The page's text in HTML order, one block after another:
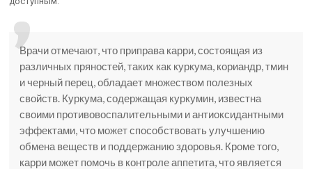
Врачи отмечают, что приправа карри, состоящая из
различных пряностей, таких как куркума, кориандр, тмин
и черный перец, обладает множеством полезных
свойств. Куркума, содержащая куркумин, известна
своими противовоспалительными и антиоксидантными
эффектами, что может способствовать улучшению
обмена веществ и поддержанию здоровья. Кроме того,
карри может помочь в контроле аппетита, что является